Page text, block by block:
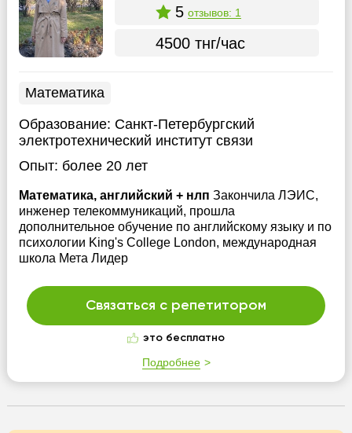
5 отзывов: 1
4500 тнг/час
Математика
Образование: Санкт-Петербургский
электротехнический институт связи
Опыт: более 20 лет
Математика, английский + нлп Закончила ЛЭИС,
инженер телекоммуникаций, прошла
дополнительное обучение по английскому языку и по
психологии King's College London, международная
школа Мета Лидер
Связаться с репетитором
это бесплатно
Подробнее